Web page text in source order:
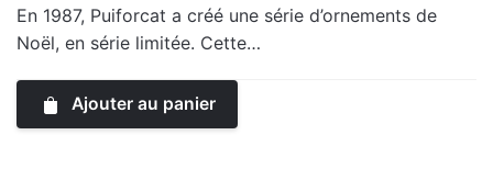
En 1987, Puiforcat a créé une série d’ornements de
Noël, en série limitée. Cette…
Ajouter au panier